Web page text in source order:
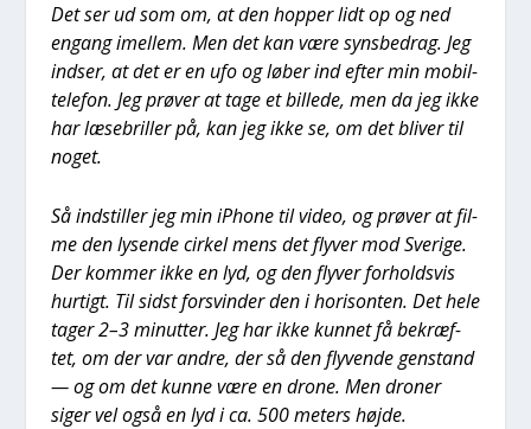
Det ser ud som om, at den hop­per lidt op og ned
engang imel­lem. Men det kan være syns­bed­rag. Jeg
ind­ser, at det er en ufo og løber ind efter min mobil­
te­le­fon. Jeg prø­ver at tage et bil­le­de, men da jeg ikke
har læse­bril­ler på, kan jeg ikke se, om det bli­ver til
noget.
Så indstil­ler jeg min iPho­ne til video, og prø­ver at fil­
me den lysen­de cir­kel mens det fly­ver mod Sve­ri­ge.
Der kom­mer ikke en lyd, og den fly­ver for­holds­vis
hur­tigt. Til sidst for­svin­der den i hori­son­ten. Det hele
tager 2–3 minut­ter. Jeg har ikke kun­net få bekræf­
tet, om der var andre, der så den fly­ven­de gen­stand
— og om det kun­ne være en dro­ne. Men dro­ner
siger vel også en lyd i ca. 500 meters høj­de.